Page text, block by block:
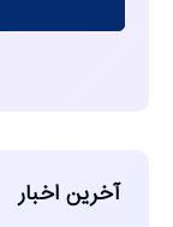
آخرین اخبار